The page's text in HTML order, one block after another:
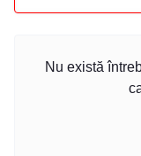
Nu există